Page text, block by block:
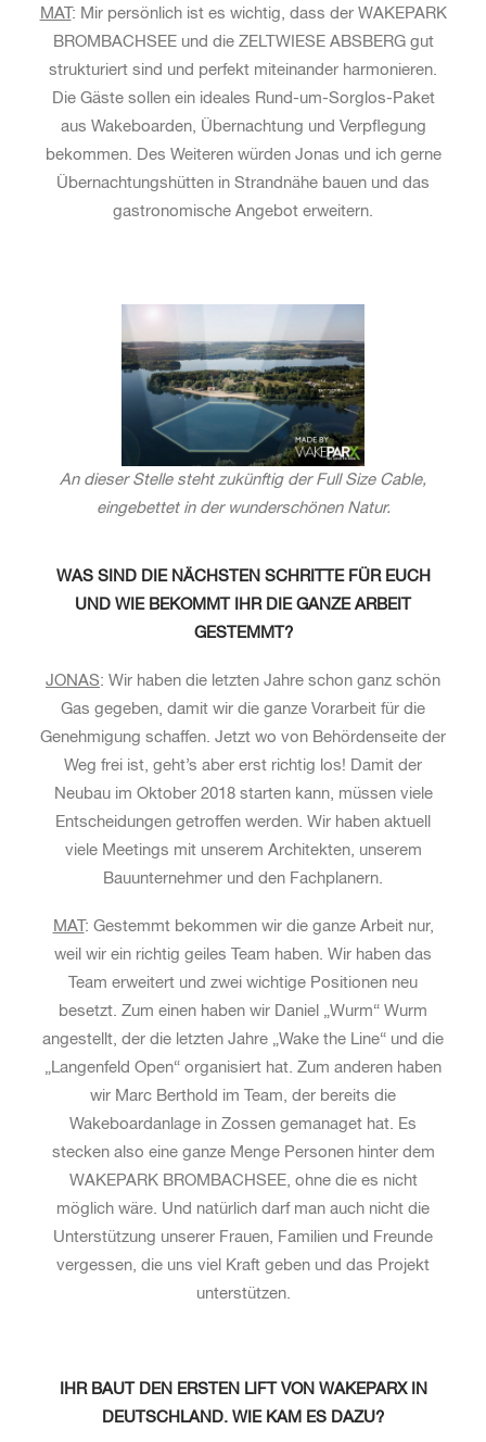
MAT : Mir persönlich ist es wichtig, dass der WAKEPARK
BROMBACHSEE und die ZELTWIESE ABSBERG gut
strukturiert sind und perfekt miteinander harmonieren.
Die Gäste sollen ein ideales Rund-um-Sorglos-Paket
aus Wakeboarden, Übernachtung und Verpflegung
bekommen. Des Weiteren würden Jonas und ich gerne
Übernachtungshütten in Strandnähe bauen und das
gastronomische Angebot erweitern.
An dieser Stelle steht zukünftig der Full Size Cable,
eingebettet in der wunderschönen Natur.
WAS SIND DIE NÄCHSTEN SCHRITTE FÜR EUCH
UND WIE BEKOMMT IHR DIE GANZE ARBEIT
GESTEMMT?
JONAS: Wir haben die letzten Jahre schon ganz schön
Gas gegeben, damit wir die ganze Vorarbeit für die
Genehmigung schaffen. Jetzt wo von Behördenseite der
Weg frei ist, geht’s aber erst richtig los! Damit der
Neubau im Oktober 2018 starten kann, müssen viele
Entscheidungen getroffen werden. Wir haben aktuell
viele Meetings mit unserem Architekten, unserem
Bauunternehmer und den Fachplanern.
MAT : Gestemmt bekommen wir die ganze Arbeit nur,
weil wir ein richtig geiles Team haben. Wir haben das
Team erweitert und zwei wichtige Positionen neu
besetzt. Zum einen haben wir Daniel „Wurm“ Wurm
angestellt, der die letzten Jahre „Wake the Line“ und die
„Langenfeld Open“ organisiert hat. Zum anderen haben
wir Marc Berthold im Team, der bereits die
Wakeboardanlage in Zossen gemanaget hat. Es
stecken also eine ganze Menge Personen hinter dem
WAKEPARK BROMBACHSEE, ohne die es nicht
möglich wäre. Und natürlich darf man auch nicht die
Unterstützung unserer Frauen, Familien und Freunde
vergessen, die uns viel Kraft geben und das Projekt
unterstützen.
IHR BAUT DEN ERSTEN LIFT VON WAKEPARX IN
DEUTSCHLAND. WIE KAM ES DAZU?